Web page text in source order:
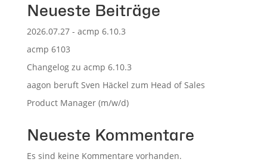
Neueste Beiträge
2026.07.27 - acmp 6.10.3
acmp 6103
Changelog zu acmp 6.10.3
aagon beruft Sven Häckel zum Head of Sales
Product Manager (m/w/d)
Neueste Kommentare
Es sind keine Kommentare vorhanden.